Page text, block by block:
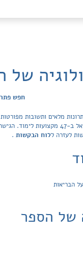
חפש
כל ספרי הלימוד ובתי הספר
לעזרה ללוח הבקשות .
הבריאות
של הספר